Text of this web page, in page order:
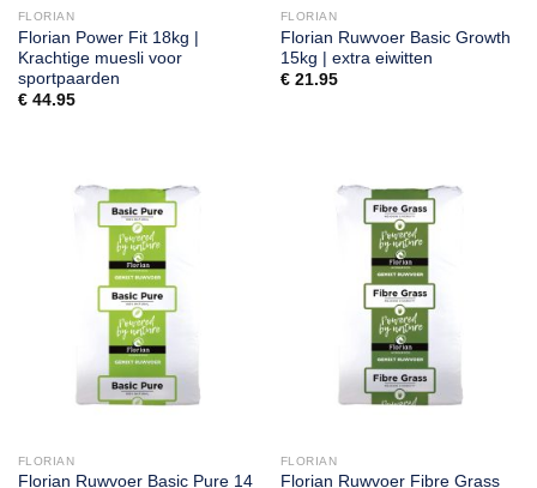
FLORIAN
Florian Power Fit 18kg |
Krachtige muesli voor
sportpaarden
€44.95
FLORIAN
Florian Ruwvoer Basic Growth
15kg | extra eiwitten
€21.95
FLORIAN
Florian Ruwvoer Basic Pure 14
FLORIAN
Florian Ruwvoer Fibre Grass